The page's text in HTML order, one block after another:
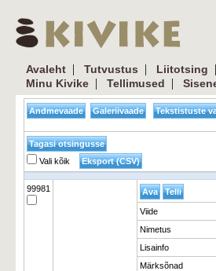
Avaleht | Tutvustus | Liitotsing |
Minu Kivike | Tellimused |
Vali kõik
99981
Viide
Nimetus
Lisainfo
Märksõnad